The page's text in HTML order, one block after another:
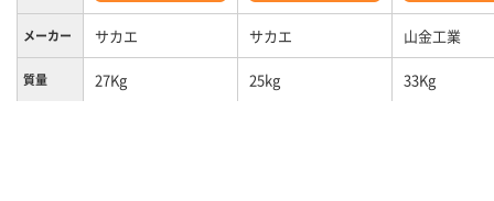
メーカー サカエ サカエ 山金工業
質量 27Kg 25kg 33Kg